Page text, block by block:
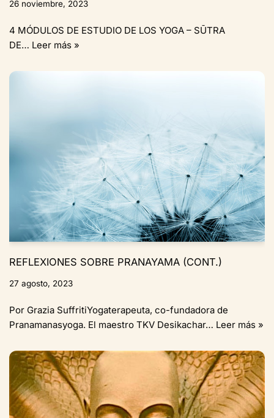
26 noviembre, 2023
4 MÓDULOS DE ESTUDIO DE LOS YOGA – SŪTRA
DE… Leer más »
REFLEXIONES SOBRE PRANAYAMA (CONT.)
27 agosto, 2023
Por Grazia SuffritiYogaterapeuta, co-fundadora de
Pranamanasyoga. El maestro TKV Desikachar… Leer más »